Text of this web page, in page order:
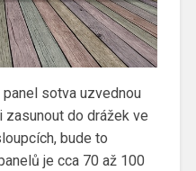
sotva uzvednou
zasunout do drážek ve
bude to
je cca 70 až 100